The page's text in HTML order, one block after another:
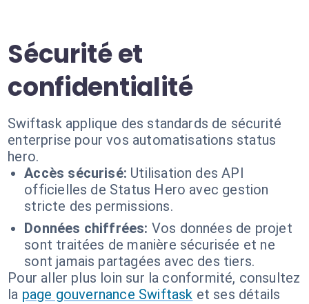
Sécurité et
confidentialité
Swiftask applique des standards de sécurité
enterprise pour vos automatisations status
hero.
Accès sécurisé: Utilisation des API
officielles de Status Hero avec gestion
stricte des permissions.
Données chiffrées: Vos données de projet
sont traitées de manière sécurisée et ne
sont jamais partagées avec des tiers.
Pour aller plus loin sur la conformité, consultez
la page gouvernance Swiftask et ses détails